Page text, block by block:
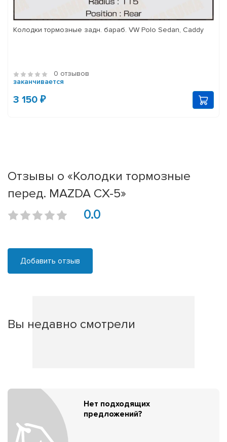
Колодки тормозные задн. бараб. VW Polo Sedan, Caddy
0 отзывов
заканчивается
3 150 ₽
Отзывы о «Колодки тормозные
перед. MAZDA CX-5»
0.0
Добавить отзыв
Вы недавно смотрели
Нет подходящих
предложений?